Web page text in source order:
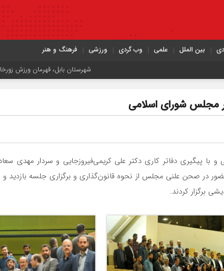
بین الملل علمی وب گردی ورزشی فرهنگ و هنر
شهرستان بابل، قهرمان ورزش زورخانه‌ای استان
مجلس شورای اسلامی
و با پیگیری دفاتر کاری دکتر علی کریمی‌فیروزجایی و سردار
در صحن علنی مجلس از نحوه قانون‌گذاری و برگزاری جلسه
برگزار کردند.